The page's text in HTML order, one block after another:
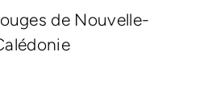
de Nouvelle-